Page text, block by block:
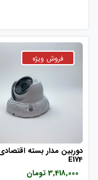
دوربین مدار بسته
E174
3,418,000 تومان